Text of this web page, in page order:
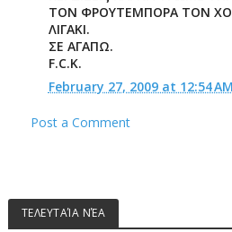
ΤΟΝ ΦΡΟΥΤΕΜΠΟΡΑ ΤΟΝ
ΛΙΓΑΚI.
ΣΕ ΑΓΑΠΩ.
F.C.K.
February 27, 2009 at 12:54 AM
Post a Comment
ΤΕΛΕΥΤΑΊΑ ΝΈΑ